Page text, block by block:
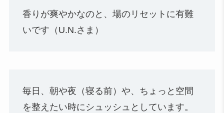
香りが爽やかなのと、場のリセットに有難
いです（U.N.さま）
毎日、朝や夜（寝る前）や、ちょっと空間
を整えたい時にシュッシュとしています。